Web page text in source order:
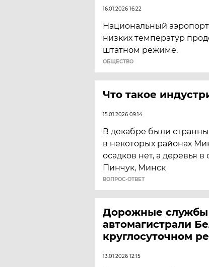
16.01.2026 16:22
Национальный
низких температур
штатном режиме.
ОБЩЕСТВО
Что такое
15.01.2026 09:14
В декабре были
в некоторых районах
осадков нет, а деревья в
Пинчук, Минск
ВОПРОС-ОТВЕТ
Дорожные
автомагистрали
круглосуточном
13.01.2026 12:15